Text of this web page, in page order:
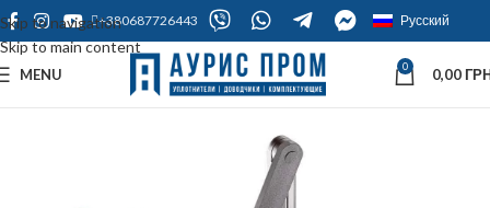
Skip to navigation
Skip to main content
+380687726443 Русский
MENU 0 0,00